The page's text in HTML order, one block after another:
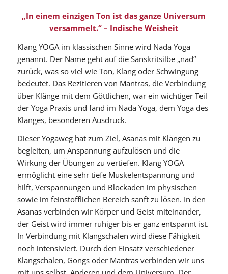
„In einem einzigen Ton ist das ganze Universum
versammelt.“ – Indische Weisheit
Klang YOGA im klassischen Sinne wird Nada Yoga
genannt. Der Name geht auf die Sanskritsilbe „nad“
zurück, was so viel wie Ton, Klang oder Schwingung
bedeutet. Das Rezitieren von Mantras, die Verbindung
über Klänge mit dem Göttlichen, war ein wichtiger Teil
der Yoga Praxis und fand im Nada Yoga, dem Yoga des
Klanges, besonderen Ausdruck.
Dieser Yogaweg hat zum Ziel, Asanas mit Klängen zu
begleiten, um Anspannung aufzulösen und die
Wirkung der Übungen zu vertiefen. Klang YOGA
ermöglicht eine sehr tiefe Muskelentspannung und
hilft, Verspannungen und Blockaden im physischen
sowie im feinstofflichen Bereich sanft zu lösen. In den
Asanas verbinden wir Körper und Geist miteinander,
der Geist wird immer ruhiger bis er ganz entspannt ist.
In Verbindung mit Klangschalen wird diese Fähigkeit
noch intensiviert. Durch den Einsatz verschiedener
Klangschalen, Gongs oder Mantras verbinden wir uns